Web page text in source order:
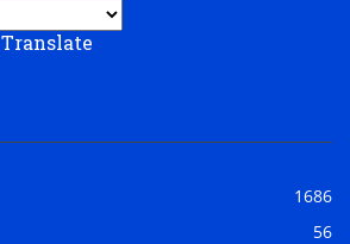
Translate
1686
56